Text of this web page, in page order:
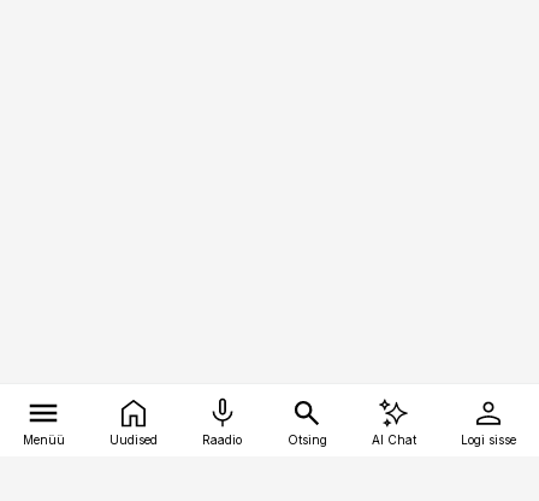
Menüü Uudised Raadio Otsing AI Chat Logi sisse